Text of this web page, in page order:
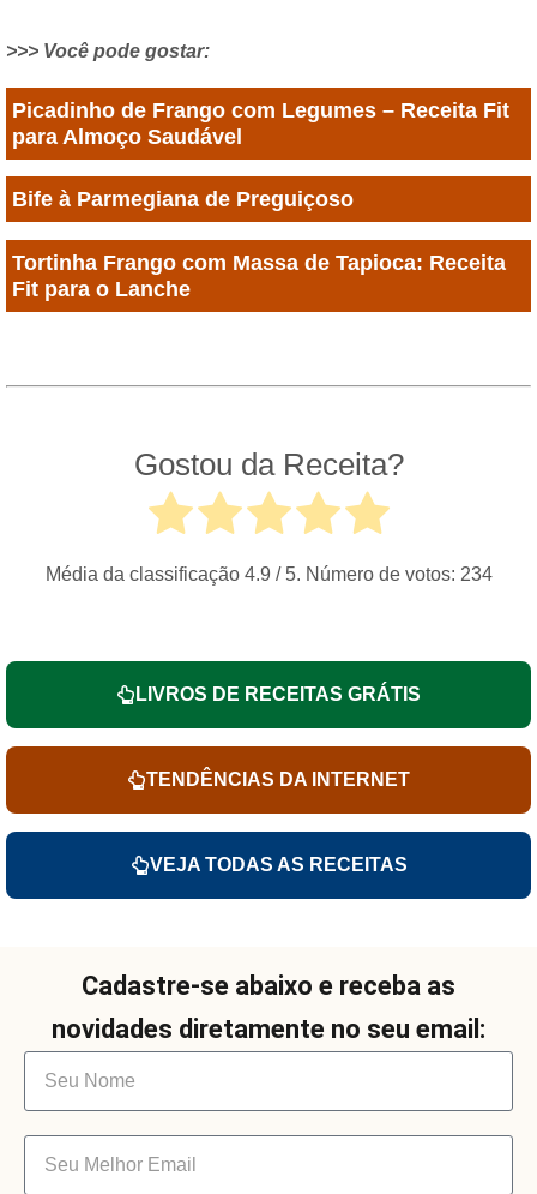
>>> Você pode gostar:
Picadinho de Frango com Legumes – Receita Fit
para Almoço Saudável
Bife à Parmegiana de Preguiçoso
Tortinha Frango com Massa de Tapioca: Receita
Fit para o Lanche
Gostou da Receita?
Média da classificação 4.9 / 5. Número de votos: 234
LIVROS DE RECEITAS GRÁTIS
TENDÊNCIAS DA INTERNET
VEJA TODAS AS RECEITAS
Cadastre-se abaixo e receba as
novidades diretamente no seu email: